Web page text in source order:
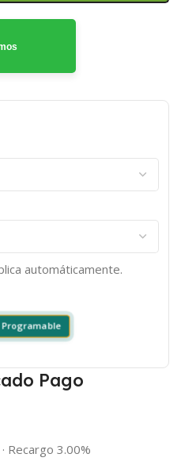
automáticamente.
Programable
Pago
· Recargo 3.00%